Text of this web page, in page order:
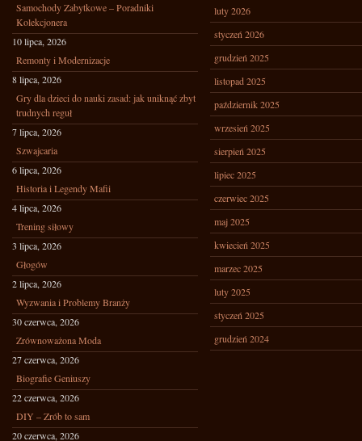
Samochody Zabytkowe – Poradniki
Kolekcjonera
10 lipca, 2026
Remonty i Modernizacje
8 lipca, 2026
Gry dla dzieci do nauki zasad: jak uniknąć zbyt
trudnych reguł
7 lipca, 2026
Szwajcaria
6 lipca, 2026
Historia i Legendy Mafii
4 lipca, 2026
Trening siłowy
3 lipca, 2026
Głogów
2 lipca, 2026
Wyzwania i Problemy Branży
30 czerwca, 2026
Zrównoważona Moda
27 czerwca, 2026
Biografie Geniuszy
22 czerwca, 2026
DIY – Zrób to sam
20 czerwca, 2026
luty 2026
styczeń 2026
grudzień 2025
listopad 2025
październik 2025
wrzesień 2025
sierpień 2025
lipiec 2025
czerwiec 2025
maj 2025
kwiecień 2025
marzec 2025
luty 2025
styczeń 2025
grudzień 2024